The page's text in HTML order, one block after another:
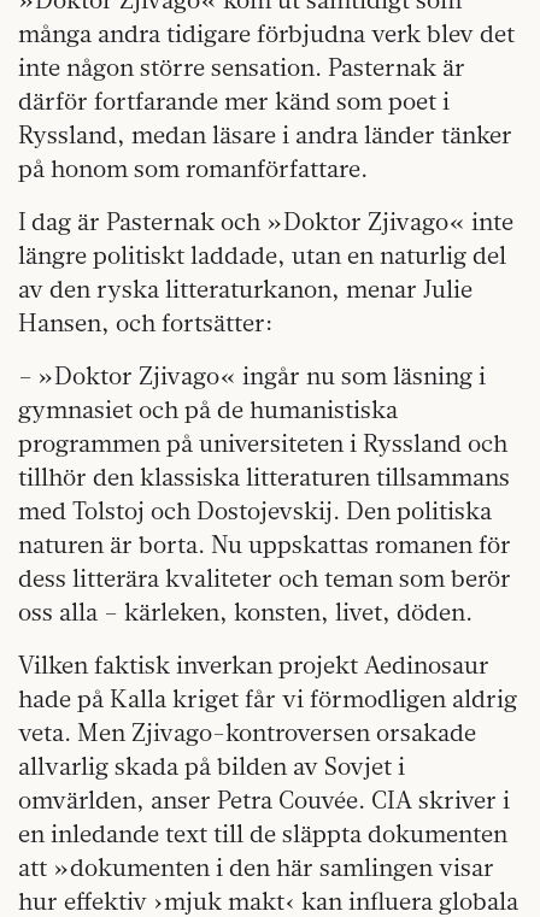
många andra tidigare förbjudna verk blev det
inte någon större sensation. Pasternak är
därför fortfarande mer känd som poet i
Ryssland, medan läsare i andra länder tänker
på honom som romanförfattare.
I dag är Pasternak och »Doktor Zjivago« inte
längre politiskt laddade, utan en naturlig del
av den ryska litteraturkanon, menar Julie
Hansen, och fortsätter:
– »Doktor Zjivago« ingår nu som läsning i
gymnasiet och på de humanistiska
programmen på universiteten i Ryssland och
tillhör den klassiska litteraturen tillsammans
med Tolstoj och Dostojevskij. Den politiska
naturen är borta. Nu uppskattas romanen för
dess litterära kvaliteter och teman som berör
oss alla – kärleken, konsten, livet, döden.
Vilken faktisk inverkan projekt Aedinosaur
hade på Kalla kriget får vi förmodligen aldrig
veta. Men Zjivago-kontroversen orsakade
allvarlig skada på bilden av Sovjet i
omvärlden, anser Petra Couvée. CIA skriver i
en inledande text till de släppta dokumenten
att »dokumenten i den här samlingen visar
hur effektiv ›mjuk makt‹ kan influera globala